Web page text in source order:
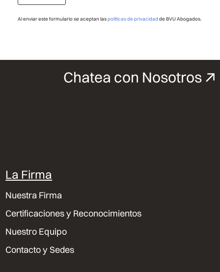
Al enviar este formulario se aceptan laspolíticas de privacidad de BVU Abogados.
Chatea con Nosotros
La Firma
Nuestra Firma
Certificaciones y Reconocimientos
Nuestro Equipo
Contacto y Sedes